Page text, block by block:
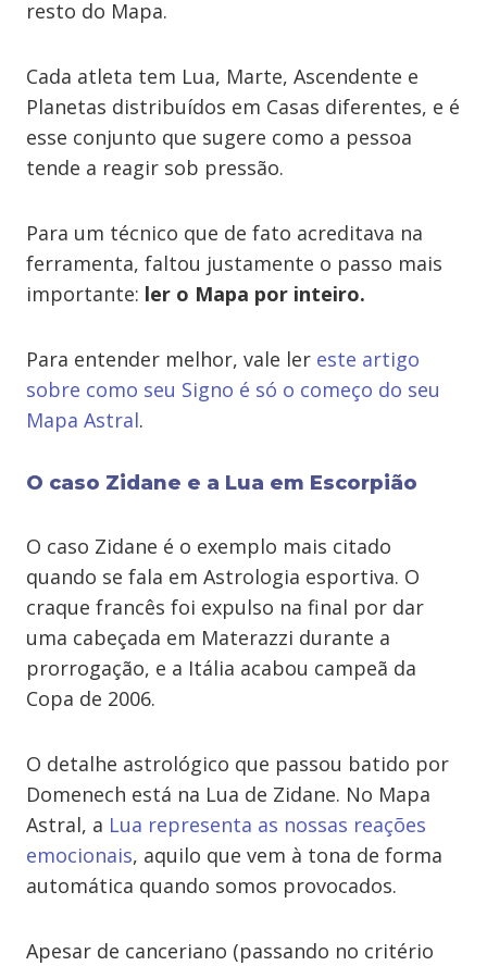
resto do Mapa.
Cada atleta tem Lua, Marte, Ascendente e
Planetas distribuídos em Casas diferentes, e é
esse conjunto que sugere como a pessoa
tende a reagir sob pressão.
Para um técnico que de fato acreditava na
ferramenta, faltou justamente o passo mais
importante: ler o Mapa por inteiro.
Para entender melhor, vale ler este artigo
sobre como seu Signo é só o começo do seu
Mapa Astral.
O caso Zidane e a Lua em Escorpião
O caso Zidane é o exemplo mais citado
quando se fala em Astrologia esportiva. O
craque francês foi expulso na final por dar
uma cabeçada em Materazzi durante a
prorrogação, e a Itália acabou campeã da
Copa de 2006.
O detalhe astrológico que passou batido por
Domenech está na Lua de Zidane. No Mapa
Astral, a Lua representa as nossas reações
emocionais, aquilo que vem à tona de forma
automática quando somos provocados.
Apesar de canceriano (passando no critério